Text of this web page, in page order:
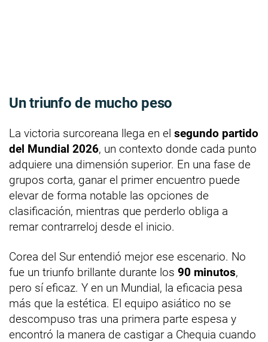
Un triunfo de mucho peso
La victoria surcoreana llega en el segundo partido
del Mundial 2026, un contexto donde cada punto
adquiere una dimensión superior. En una fase de
grupos corta, ganar el primer encuentro puede
elevar de forma notable las opciones de
clasificación, mientras que perderlo obliga a
remar contrarreloj desde el inicio.
Corea del Sur entendió mejor ese escenario. No
fue un triunfo brillante durante los 90 minutos,
pero sí eficaz. Y en un Mundial, la eficacia pesa
más que la estética. El equipo asiático no se
descompuso tras una primera parte espesa y
encontró la manera de castigar a Chequia cuando